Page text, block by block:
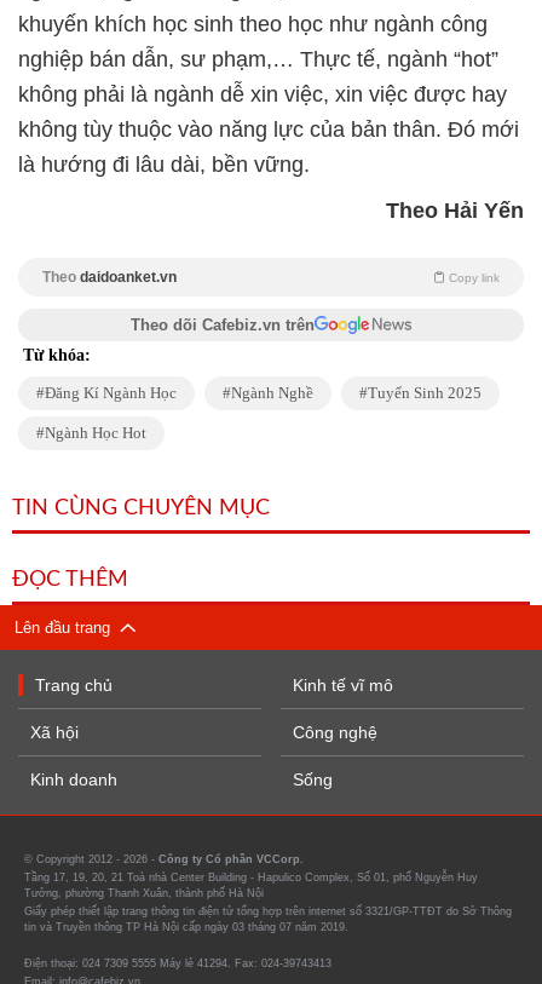
khuyến khích học sinh theo học như ngành công
nghiệp bán dẫn, sư phạm,… Thực tế, ngành “hot”
không phải là ngành dễ xin việc, xin việc được hay
không tùy thuộc vào năng lực của bản thân. Đó mới
là hướng đi lâu dài, bền vững.
Theo Hải Yến
Theo daidoanket.vn Copy link
Theo dõi Cafebiz.vn trên
Từ khóa:
Đăng Kí Ngành Học Ngành Nghề Tuyển Sinh 2025
Ngành Học Hot
TIN CÙNG CHUYÊN MỤC
ĐỌC THÊM
Lên đầu trang
Trang chủ
Xã hội
Kinh doanh
Kinh tế vĩ mô
Công nghệ
Sống
© Copyright 2012 - 2026 - Công ty Cổ phần VCCorp.
Tầng 17, 19, 20, 21 Toà nhà Center Building - Hapulico Complex, Số 01, phố Nguyễn Huy
Tưởng, phường Thanh Xuân, thành phố Hà Nội
Giấy phép thiết lập trang thông tin điện tử tổng hợp trên internet số 3321/GP-TTĐT do Sở Thông
tin và Truyền thông TP Hà Nội cấp ngày 03 tháng 07 năm 2019.
Điện thoại: 024 7309 5555 Máy lẻ 41294. Fax: 024-39743413
Email: info@cafebiz.vn